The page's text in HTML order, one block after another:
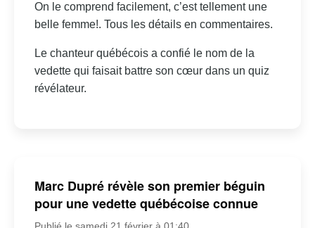
On le comprend facilement, c’est tellement une
belle femme!. Tous les détails en commentaires.
Le chanteur québécois a confié le nom de la
vedette qui faisait battre son cœur dans un quiz
révélateur.
Marc Dupré révèle son premier béguin
pour une vedette québécoise connue